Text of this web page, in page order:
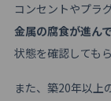
コンセントやプラ
金属の腐食が進ん
状態を確認しても
また、築20年以上